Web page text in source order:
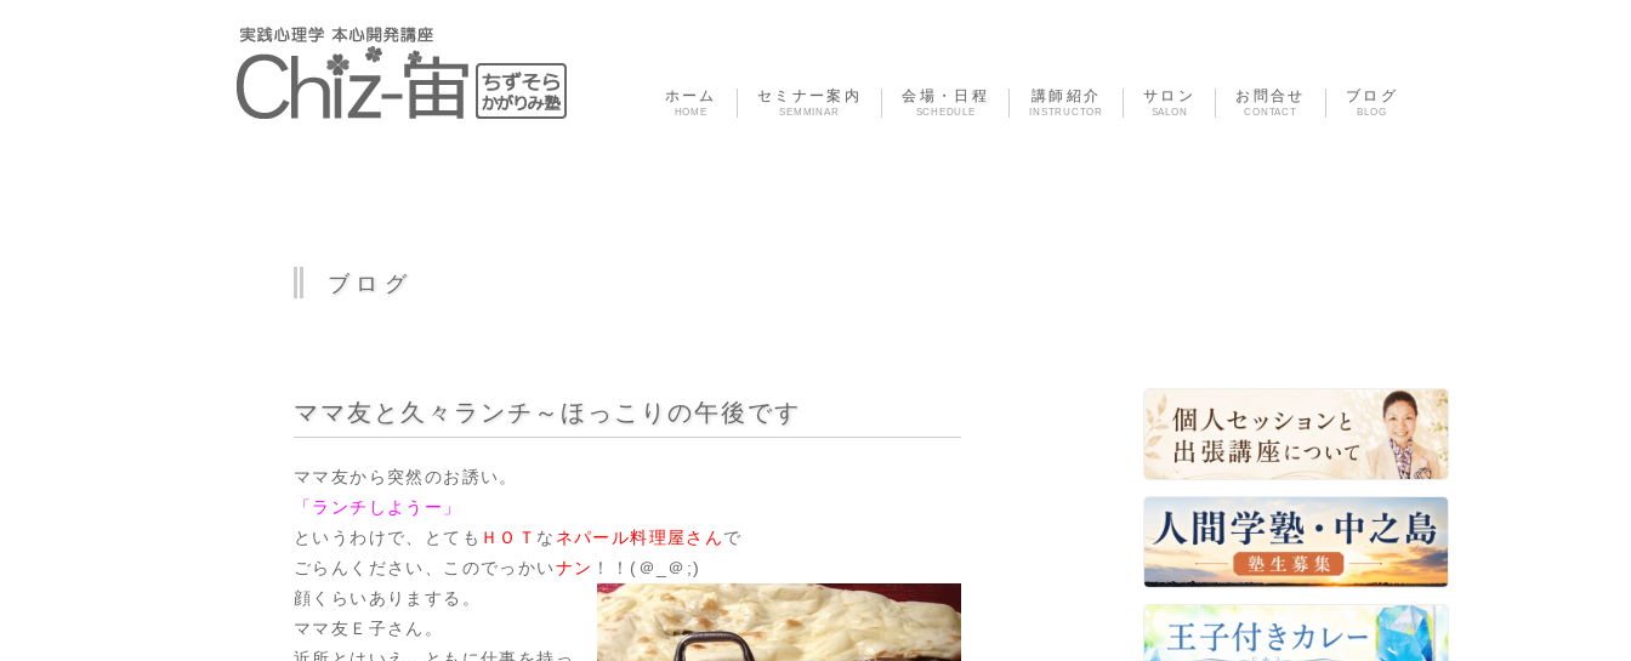
ホーム
HOME
セミナー案内
SEMMINAR
会場・日程
SCHEDULE
講師紹介
INSTRUCTOR
サロン
SALON
お問合せ
CONTACT
ブログ
BLOG
ブログ
ママ友と久々ランチ～ほっこりの午後です
ママ友から突然のお誘い。
「ランチしようー」
というわけで、とても ＨＯＴ な ネパール料理屋さんで
ごらんください、このでっかいナン ！！(＠_＠;)
顔くらいありまする。
ママ友Ｅ子さん。